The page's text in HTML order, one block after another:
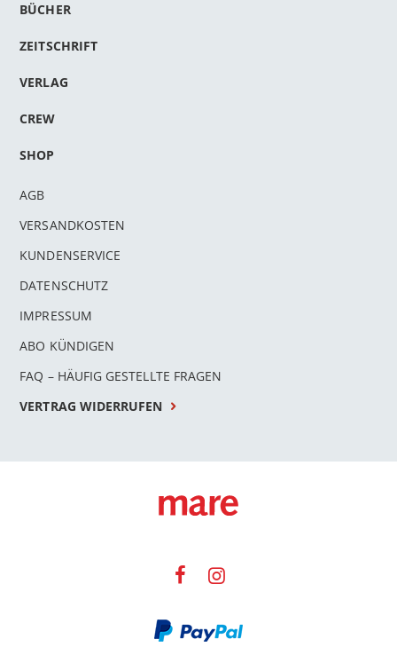
BÜCHER
ZEITSCHRIFT
VERLAG
CREW
SHOP
AGB
VERSANDKOSTEN
KUNDENSERVICE
DATENSCHUTZ
IMPRESSUM
ABO KÜNDIGEN
FAQ – HÄUFIG GESTELLTE FRAGEN
VERTRAG WIDERRUFEN